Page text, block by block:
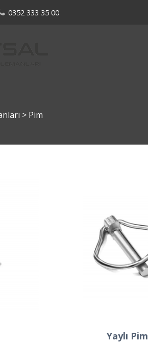
0352 333 35 00
> Pim
Yaylı Pim